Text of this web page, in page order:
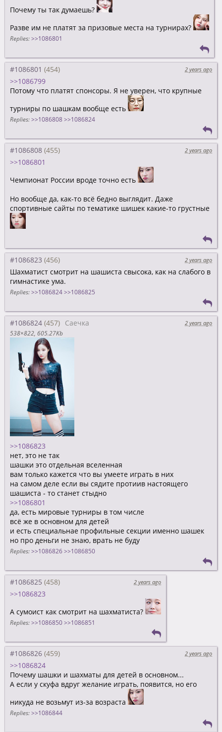
Почему ты так думаешь?
Разве им не платят за призовые места на турнирах?
Replies: >>1086801
#1086801 2 years ago
>>1086799
Потому что платят спонсоры. Я не уверен, что крупные
турниры по шашкам вообще есть
Replies: >>1086808 >>1086824
#1086808 2 years ago
>>1086801
Чемпионат России вроде точно есть
Но вообще да, как-то всё бедно выглядит. Даже
спортивные сайты по тематике шишек какие-то грустные
#1086823 2 years ago
Шахматист смотрит на шашиста свысока, как на слабого в
гимнастике ума.
Replies: >>1086824 >>1086825
#1086824 Саечка
2 years ago
538×822 605.27Kb
>>1086823
нет, это не так
шашки это отдельная вселенная
вам только кажется что вы умеете играть в них
на самом деле если вы сядите протиив настоящего
шашиста - то станет стыдно
>>1086801
да, есть мировые турниры в том числе
всё же в основном для детей
и есть специальнае профильные секции именно шашек
но про деньги не знаю, врать не буду
Replies: >>1086826 >>1086850
#1086825 2 years ago
>>1086823
А сумоист как смотрит на шахматиста?
Replies: >>1086850 >>1086851
#1086826 2 years ago
>>1086824
Почему шашки и шахматы для детей в основном...
А если у скуфа вдруг желание играть, появится, но его
никуда не возьмут из-за возраста
Replies: >>1086844